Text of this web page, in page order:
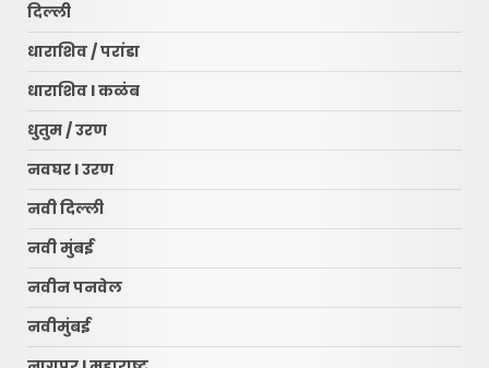
दिल्ली
धाराशिव / परांडा
धाराशिव l कळंब
धुतुम / उरण
नवघर l उरण
नवी दिल्ली
नवी मुंबई
नवीन पनवेल
नवीमुंबई